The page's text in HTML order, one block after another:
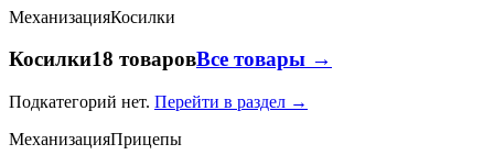
МеханизацияКосилки
Косилки18 товаровВсе товары →
Подкатегорий нет. Перейти в раздел →
МеханизацияПрицепы